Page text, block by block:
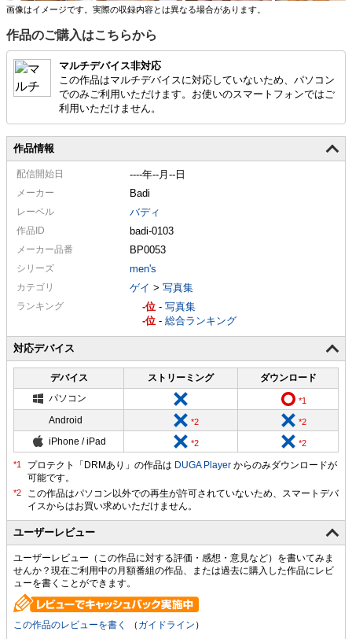
画像はイメージです。実際の収録内容とは異なる場合があります。
作品のご購入はこちらから
マルチデバイス非対応
この作品はマルチデバイスに対応していないため、パソコン
でのみご利用いただけます。お使いのスマートフォンではご
利用いただけません。
作品情報
配信開始日 ----年--月--日
メーカー Badi
レーベル バディ
作品ID badi-0103
メーカー品番 BP0053
シリーズ men's
カテゴリ ゲイ > 写真集
ランキング - - 写真集
-
- 総合ランキング
対応デバイス
デバイス ストリーミング
ダウンロード
パソコン
Android
iPhone / iPad
プロテクト「DRMあり」の作品は DUGA Player からのみダウンロードが
可能です。
ユーザーレビュー
ユーザーレビュー（この作品に対する評価・感想・意見など）を書いてみま
せんか？現在ご利用中の月額番組の作品、または過去に購入した作品にレビ
ューを書くことができます。
この作品のレビューを書く （ ガイドライン ）